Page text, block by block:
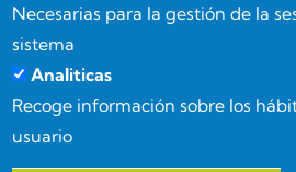
info@forma3almeria.com
Necesarias para la gestión de la
sistema
Analiticas
Recoge información sobre los
usuario